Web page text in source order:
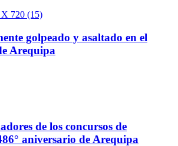
golpeado y asaltado en el
Arequipa
de los concursos de
aniversario de Arequipa